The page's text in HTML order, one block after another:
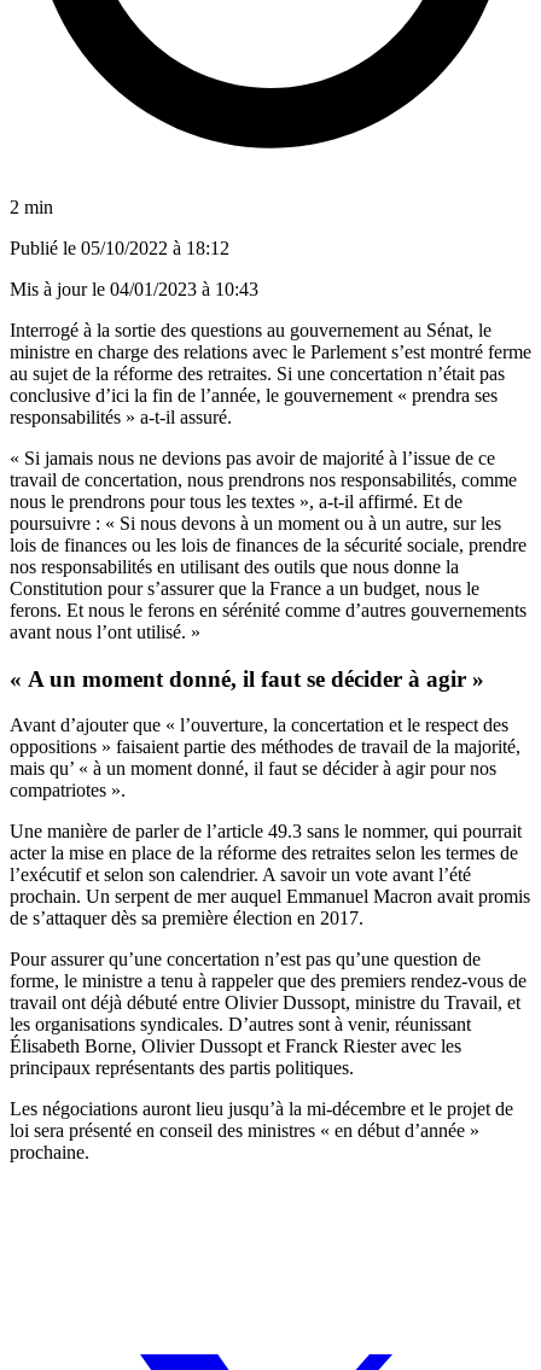
2 min
Publié le 05/10/2022 à 18:12
Mis à jour le 04/01/2023 à 10:43
Interrogé à la sortie des questions au gouvernement au Sénat, le
ministre en charge des relations avec le Parlement s’est montré ferme
au sujet de la réforme des retraites. Si une concertation n’était pas
conclusive d’ici la fin de l’année, le gouvernement « prendra ses
responsabilités » a-t-il assuré.
« Si jamais nous ne devions pas avoir de majorité à l’issue de ce
travail de concertation, nous prendrons nos responsabilités, comme
nous le prendrons pour tous les textes », a-t-il affirmé. Et de
poursuivre : « Si nous devons à un moment ou à un autre, sur les
lois de finances ou les lois de finances de la sécurité sociale, prendre
nos responsabilités en utilisant des outils que nous donne la
Constitution pour s’assurer que la France a un budget, nous le
ferons. Et nous le ferons en sérénité comme d’autres gouvernements
avant nous l’ont utilisé. »
« A un moment donné, il faut se décider à agir »
Avant d’ajouter que « l’ouverture, la concertation et le respect des
oppositions » faisaient partie des méthodes de travail de la majorité,
mais qu’ « à un moment donné, il faut se décider à agir pour nos
compatriotes ».
Une manière de parler de l’article 49.3 sans le nommer, qui pourrait
acter la mise en place de la réforme des retraites selon les termes de
l’exécutif et selon son calendrier. A savoir un vote avant l’été
prochain. Un serpent de mer auquel Emmanuel Macron avait promis
de s’attaquer dès sa première élection en 2017.
Pour assurer qu’une concertation n’est pas qu’une question de
forme, le ministre a tenu à rappeler que des premiers rendez-vous de
travail ont déjà débuté entre Olivier Dussopt, ministre du Travail, et
les organisations syndicales. D’autres sont à venir, réunissant
Élisabeth Borne, Olivier Dussopt et Franck Riester avec les
principaux représentants des partis politiques.
Les négociations auront lieu jusqu’à la mi-décembre et le projet de
loi sera présenté en conseil des ministres « en début d’année »
prochaine.